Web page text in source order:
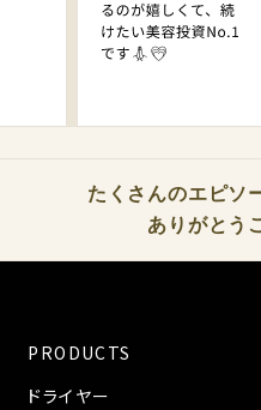
たくさんのエピソ
ありがとう
PRODUCTS
ドライヤー